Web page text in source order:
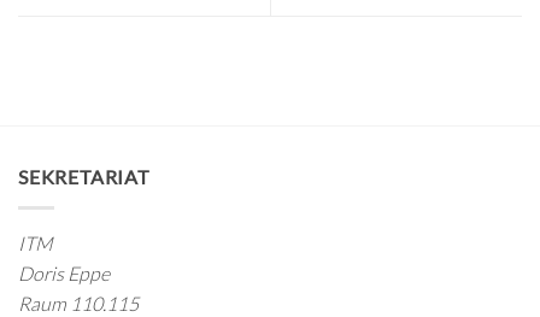
SEKRETARIAT
ITM
Doris Eppe
Raum 110.115